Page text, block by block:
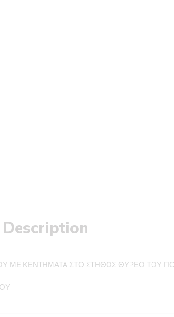
Description
ΜΕ ΚΕΝΤΗΜΑΤΑ ΣΤΟ ΣΤΗΘΟΣ ΘΥΡΕΟ ΤΟΥ